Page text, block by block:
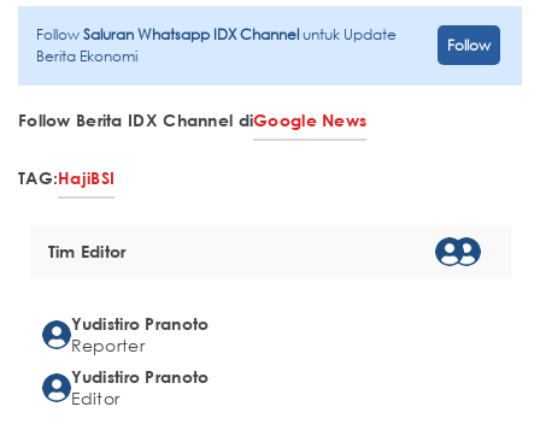
FollowSaluran Whatsapp IDX Channeluntuk Update
Berita Ekonomi
Follow
Follow Berita IDX Channel diGoogle News
TAG:HajiBSI
Tim Editor
Yudistiro Pranoto
Reporter
Yudistiro Pranoto
Editor